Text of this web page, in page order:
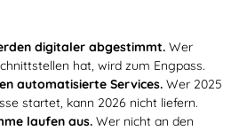
digitaler abgestimmt. Wer
hat, wird zum Engpass.
automatisierte Services. Wer 2025
startet, kann 2026 nicht liefern.
laufen aus. Wer nicht an den